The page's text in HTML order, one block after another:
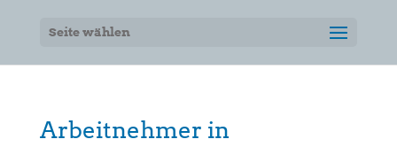
Seite wählen
Arbeitnehmer in